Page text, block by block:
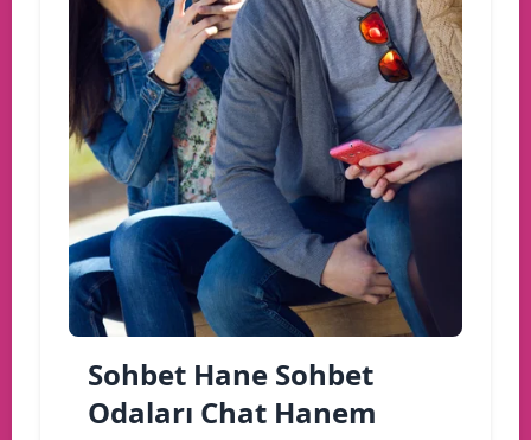
Sohbet Hane Sohbet
Odaları Chat Hanem